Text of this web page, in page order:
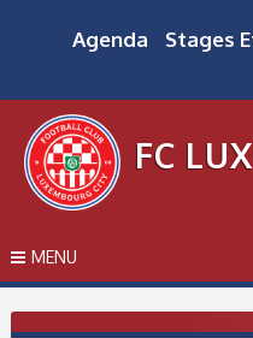
Agenda Stages
FC
MENU